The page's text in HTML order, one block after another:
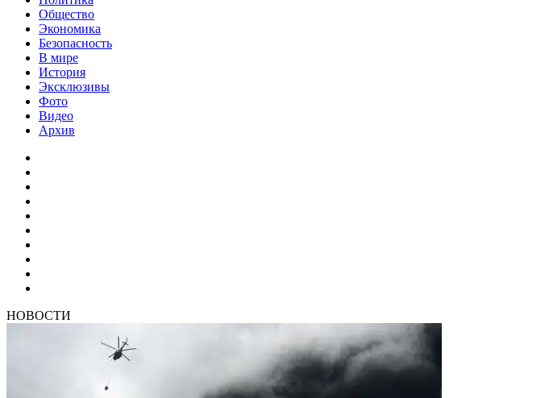
Общество
Экономика
Безопасность
В мире
История
Эксклюзивы
Фото
Видео
Архив
НОВОСТИ